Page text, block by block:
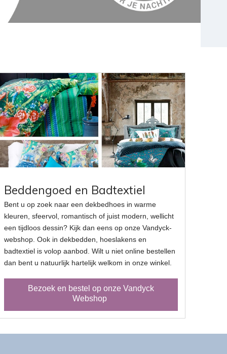
Beddengoed en Badtextiel
Bent u op zoek naar een dekbedhoes in warme
kleuren, sfeervol, romantisch of juist modern, wellicht
een tijdloos dessin? Kijk dan eens op onze Vandyck-
webshop. Ook in dekbedden, hoeslakens en
badtextiel is volop aanbod. Wilt u niet online bestellen
dan bent u natuurlijk hartelijk welkom in onze winkel.
Bezoek en bestel op onze Vandyck
Webshop